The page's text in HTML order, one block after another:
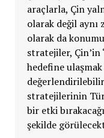
araçlarla, Çin
olarak değil
olarak da
stratejiler,
hedefine
stratejilerinin
bir etki
şekilde